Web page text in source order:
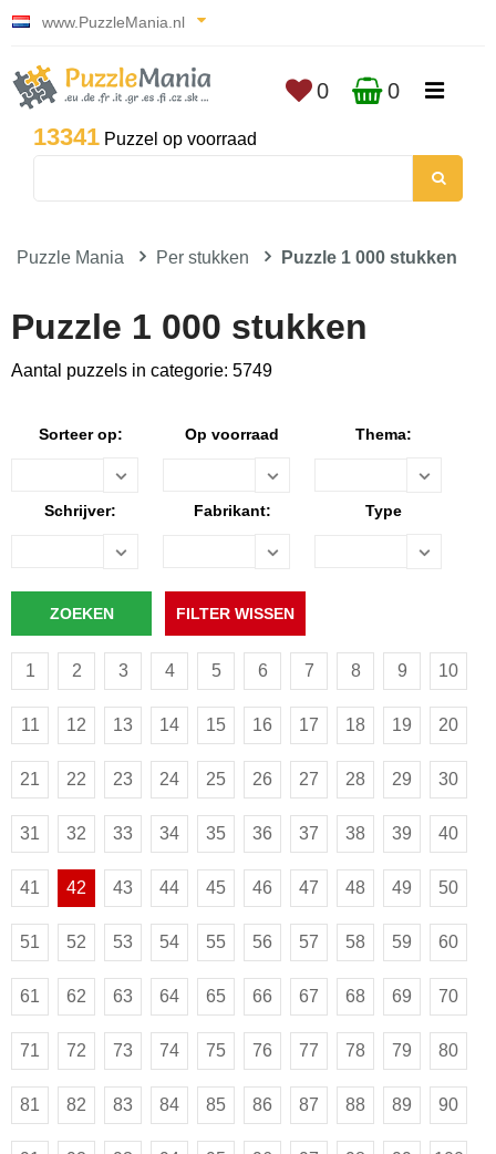
www.PuzzleMania.nl
13341 Puzzel op voorraad
0 0
Puzzle Mania Per stukken Puzzle 1 000 stukken
Puzzle 1 000 stukken
Aantal puzzels in categorie: 5749
Sorteer op: Op voorraad Thema:
Schrijver: Fabrikant: Type
1 2 3 4 5 6 7 8 9 10
11 12 13 14 15 16 17 18 19 20
21 22 23 24 25 26 27 28 29 30
31 32 33 34 35 36 37 38 39 40
41 42 43 44 45 46 47 48 49 50
51 52 53 54 55 56 57 58 59 60
61 62 63 64 65 66 67 68 69 70
71 72 73 74 75 76 77 78 79 80
81 82 83 84 85 86 87 88 89 90